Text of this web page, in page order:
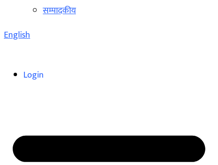
सम्पादकीय
English
Login